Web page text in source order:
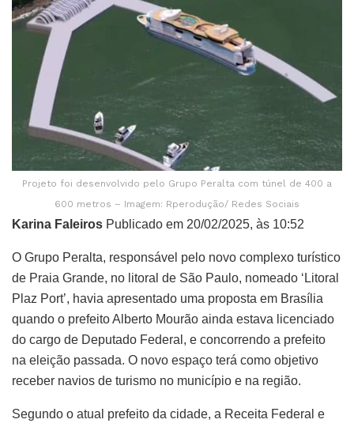
Projeto foi desenvolvido pelo Grupo Peralta com túnel de 400 a
600 metros – Imagem: Rperodução/ Redes Sociais
Karina Faleiros Publicado em 20/02/2025, às 10:52
O Grupo Peralta, responsável pelo novo complexo turístico
de Praia Grande, no litoral de São Paulo, nomeado ‘Litoral
Plaz Port’, havia apresentado uma proposta em Brasília
quando o prefeito Alberto Mourão ainda estava licenciado
do cargo de Deputado Federal, e concorrendo a prefeito
na eleição passada. O novo espaço terá como objetivo
receber navios de turismo no município e na região.
Segundo o atual prefeito da cidade, a Receita Federal e